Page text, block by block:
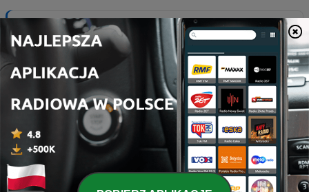
Bóg który się przyjaźni [WW]
31 lip 2026
532 - Kiedy opłaca się zainwestować wszystko, co
mam [MKW]
Nie wyrywać chwastów [MKW]
26 lip 2026
530 - Ziarno i gleba [MKW]
10 lip 2026